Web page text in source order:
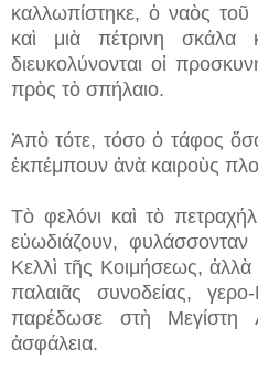
καλλωπίστηκε, ὁ ναὸς τοῦ
καὶ μιὰ πέτρινη σκάλα
διευκολύνονται οἱ
πρὸς τὸ σπήλαιο.
Ἀπὸ τότε, τόσο ὁ τάφος
ἐκπέμπουν ἀνὰ καιροὺς
Τὸ φελόνι καὶ τὸ
εὐωδιάζουν,
Κελλὶ τῆς Κοιμήσεως, ἀλλὰ
παλαιᾶς συνοδείας,
παρέδωσε στὴ Μεγίστη
ἀσφάλεια.